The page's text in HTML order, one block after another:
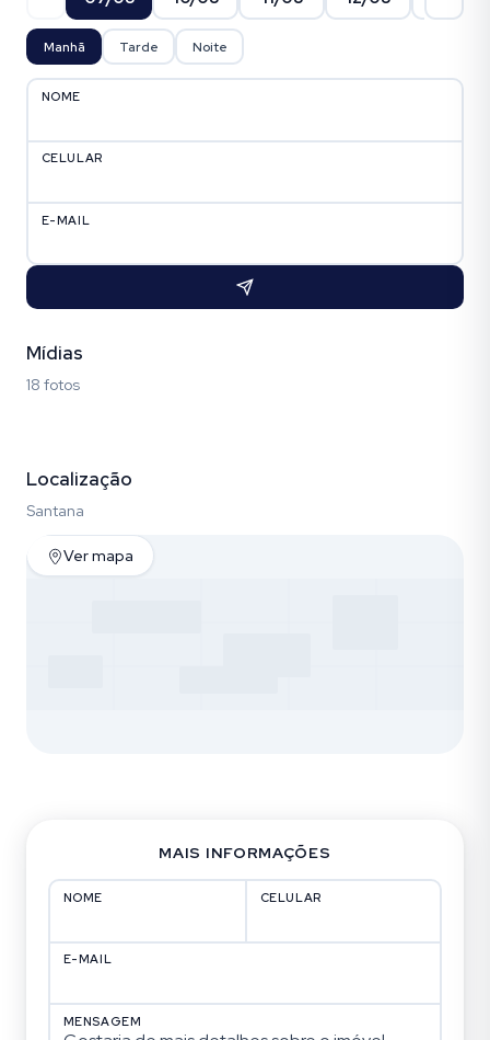
Manhã Tarde Noite
NOME
CELULAR
E-MAIL
Mídias
18 fotos
Localização
Santana
Ver mapa
MAIS INFORMAÇÕES
NOME CELULAR
E-MAIL
MENSAGEM